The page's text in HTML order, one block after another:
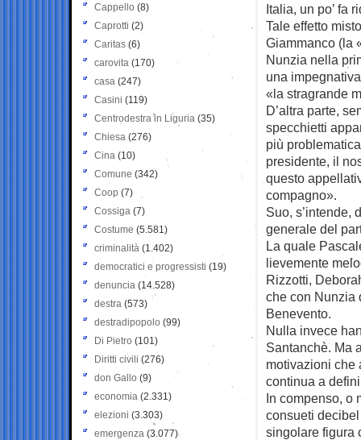
Italia, un po’ fa
Tale effetto
Giammanco (la
Nunzia nella
una
«la stragrande
D’altra parte,
specchietti
più
presidente, il
questo
compagno».
Suo, s’intende,
generale del
La quale
lievemente
Rizzotti,
che con Nunzia
Benevento.
Nulla invece
Santanchè. Ma
motivazioni che
continua a
In compenso, o
consueti
singolare figura
Cappello (8)
Caprotti (2)
Caritas (6)
carovita (170)
casa (247)
Casini (119)
Centrodestra in Liguria (35)
Chiesa (276)
Cina (10)
Comune (342)
Coop (7)
Cossiga (7)
Costume (5.581)
criminalità (1.402)
democratici e progressisti (19)
denuncia (14.528)
destra (573)
destradipopolo (99)
Di Pietro (101)
Diritti civili (276)
don Gallo (9)
economia (2.331)
elezioni (3.303)
emergenza (3.077)